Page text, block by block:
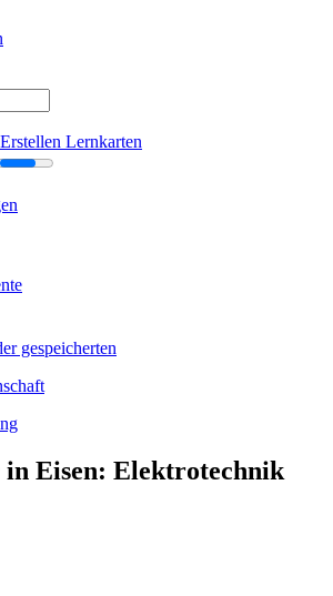
Erstellen Lernkarten
gespeicherten
Eisen: Elektrotechnik